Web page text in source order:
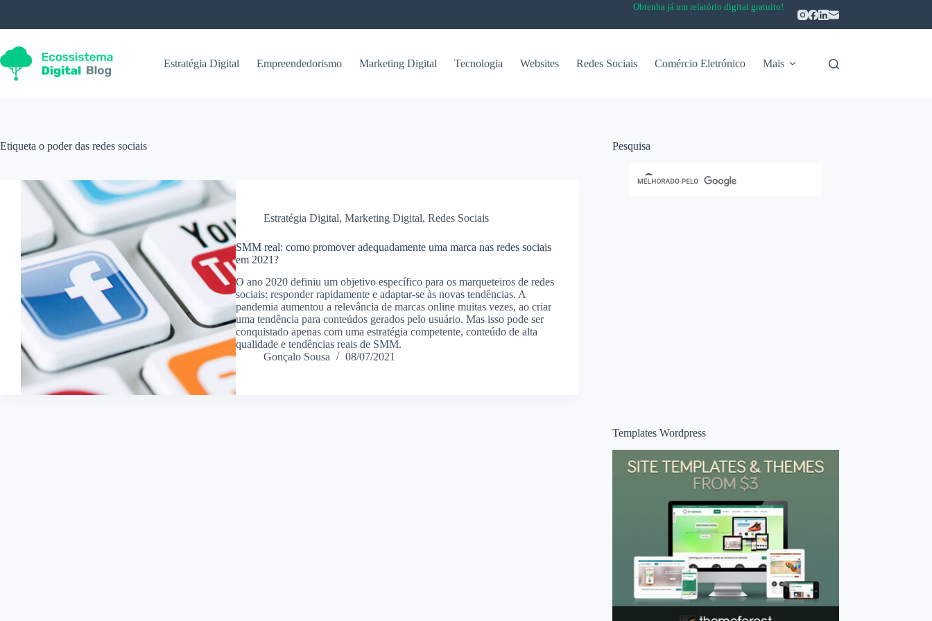
o
Obtenha já um relatório digital gratuito!
Estratégia Digital Empreendedorismo Marketing Digital Tecnologia Websites Redes Sociais Comércio Eletrónico Mais
Etiqueta o poder das redes sociais
Estratégia Digital, Marketing Digital, Redes Sociais
SMM real: como promover adequadamente uma marca nas redes sociais
em 2021?
O ano 2020 definiu um objetivo específico para os marqueteiros de redes
sociais: responder rapidamente e adaptar-se às novas tendências. A
pandemia aumentou a relevância de marcas online muitas vezes, ao criar
uma tendência para conteúdos gerados pelo usuário. Mas isso pode ser
conquistado apenas com uma estratégia competente, conteúdo de alta
qualidade e tendências reais de SMM.
Gonçalo Sousa
08/07/2021
Pesquisa
Templates Wordpress